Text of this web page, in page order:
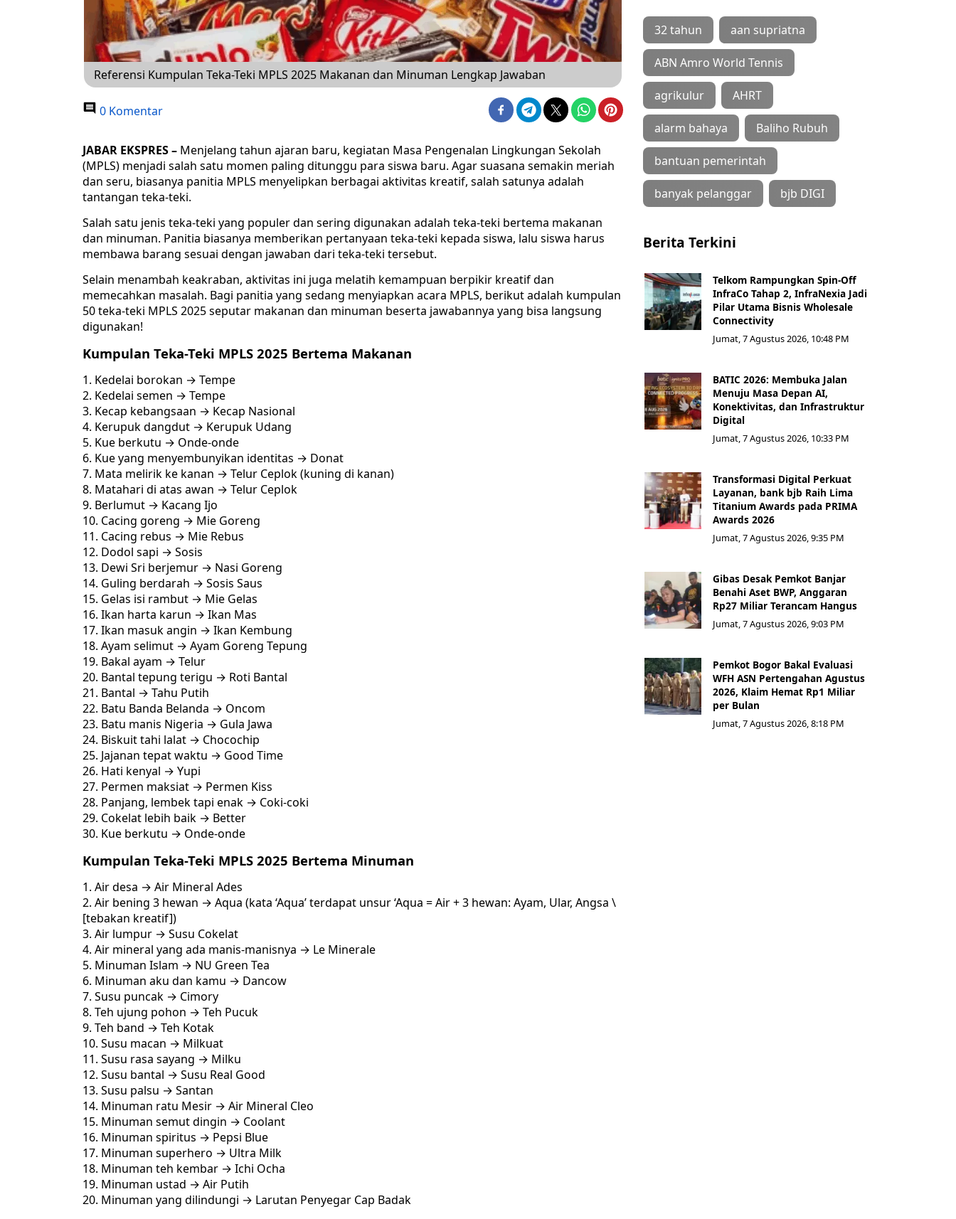
Referensi Kumpulan Teka-Teki MPLS 2025 Makanan dan Minuman Lengkap Jawaban
0 Komentar
JABAR EKSPRES – Menjelang tahun ajaran baru, kegiatan Masa Pengenalan Lingkungan Sekolah
(MPLS) menjadi salah satu momen paling ditunggu para siswa baru. Agar suasana semakin meriah
dan seru, biasanya panitia MPLS menyelipkan berbagai aktivitas kreatif, salah satunya adalah
tantangan teka-teki.
Salah satu jenis teka-teki yang populer dan sering digunakan adalah teka-teki bertema makanan
dan minuman. Panitia biasanya memberikan pertanyaan teka-teki kepada siswa, lalu siswa harus
membawa barang sesuai dengan jawaban dari teka-teki tersebut.
Selain menambah keakraban, aktivitas ini juga melatih kemampuan berpikir kreatif dan
memecahkan masalah. Bagi panitia yang sedang menyiapkan acara MPLS, berikut adalah kumpulan
50 teka-teki MPLS 2025 seputar makanan dan minuman beserta jawabannya yang bisa langsung
digunakan!
Kumpulan Teka-Teki MPLS 2025 Bertema Makanan
Kedelai borokan → Tempe
Kedelai semen → Tempe
Kecap kebangsaan → Kecap Nasional
Kerupuk dangdut → Kerupuk Udang
Kue berkutu → Onde-onde
Kue yang menyembunyikan identitas → Donat
Mata melirik ke kanan → Telur Ceplok (kuning di kanan)
Matahari di atas awan → Telur Ceplok
Berlumut → Kacang Ijo
Cacing goreng → Mie Goreng
Cacing rebus → Mie Rebus
Dodol sapi → Sosis
Dewi Sri berjemur → Nasi Goreng
Guling berdarah → Sosis Saus
Gelas isi rambut → Mie Gelas
Ikan harta karun → Ikan Mas
Ikan masuk angin → Ikan Kembung
Ayam selimut → Ayam Goreng Tepung
Bakal ayam → Telur
Bantal tepung terigu → Roti Bantal
Bantal → Tahu Putih
Batu Banda Belanda → Oncom
Batu manis Nigeria → Gula Jawa
Biskuit tahi lalat → Chocochip
Jajanan tepat waktu → Good Time
Hati kenyal → Yupi
Permen maksiat → Permen Kiss
Panjang, lembek tapi enak → Coki-coki
Cokelat lebih baik → Better
Kue berkutu → Onde-onde
Kumpulan Teka-Teki MPLS 2025 Bertema Minuman
Air desa → Air Mineral Ades
Air bening 3 hewan → Aqua (kata ‘Aqua’ terdapat unsur ‘Aqua = Air + 3 hewan: Ayam, Ular, Angsa \
[tebakan kreatif])
Air lumpur → Susu Cokelat
Air mineral yang ada manis-manisnya → Le Minerale
Minuman Islam → NU Green Tea
Minuman aku dan kamu → Dancow
Susu puncak → Cimory
Teh ujung pohon → Teh Pucuk
Teh band → Teh Kotak
Susu macan → Milkuat
Susu rasa sayang → Milku
Susu bantal → Susu Real Good
Susu palsu → Santan
Minuman ratu Mesir → Air Mineral Cleo
Minuman semut dingin → Coolant
Minuman spiritus → Pepsi Blue
Minuman superhero → Ultra Milk
Minuman teh kembar → Ichi Ocha
Minuman ustad → Air Putih
Minuman yang dilindungi → Larutan Penyegar Cap Badak
32 tahun aan supriatna
ABN Amro World Tennis
agrikulur AHRT
alarm bahaya Baliho Rubuh
bantuan pemerintah
banyak pelanggar bjb DIGI
Berita Terkini
Telkom Rampungkan Spin-Off
InfraCo Tahap 2, InfraNexia Jadi
Pilar Utama Bisnis Wholesale
Connectivity
Jumat, 7 Agustus 2026, 10:48 PM
BATIC 2026: Membuka Jalan
Menuju Masa Depan AI,
Konektivitas, dan Infrastruktur
Digital
Jumat, 7 Agustus 2026, 10:33 PM
Transformasi Digital Perkuat
Layanan, bank bjb Raih Lima
Titanium Awards pada PRIMA
Awards 2026
Jumat, 7 Agustus 2026, 9:35 PM
Gibas Desak Pemkot Banjar
Benahi Aset BWP, Anggaran
Rp27 Miliar Terancam Hangus
Jumat, 7 Agustus 2026, 9:03 PM
Pemkot Bogor Bakal Evaluasi
WFH ASN Pertengahan Agustus
2026, Klaim Hemat Rp1 Miliar
per Bulan
Jumat, 7 Agustus 2026, 8:18 PM